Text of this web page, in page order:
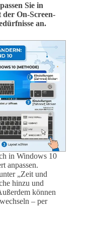
Sie in
On-Screen-
an.
in Windows 10
anpassen.
„Zeit und
hinzu und
können
– per